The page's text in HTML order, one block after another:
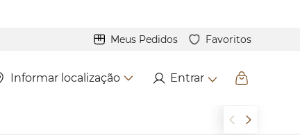
Meus Pedidos Favoritos
Informar localização Entrar